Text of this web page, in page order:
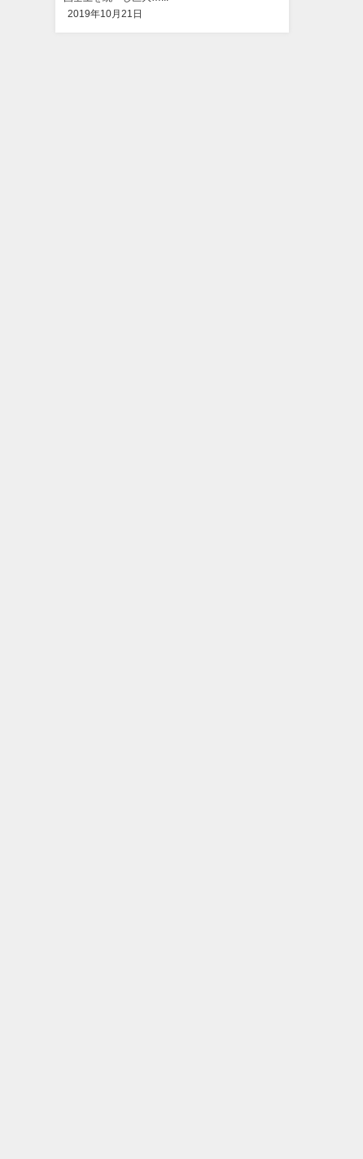
2019年10月21日